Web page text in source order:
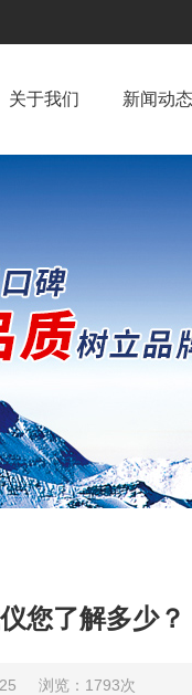
关于我们 新闻动态
您了解多少？
浏览：1793次